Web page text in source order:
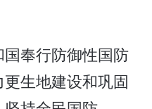
奉行防御性国防
生地建设和巩固